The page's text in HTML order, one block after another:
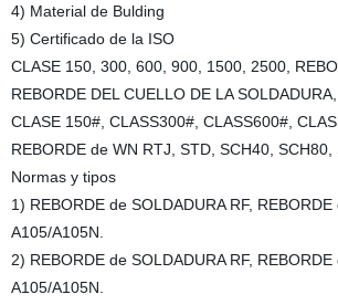
4) Material de Bulding
5) Certificado de la ISO
CLASE 150, 300, 600, 900, 1500, 2500,
REBORDE DEL CUELLO DE LA
CLASE 150#, CLASS300#, CLASS600#,
REBORDE de WN RTJ, STD, SCH40,
Normas y tipos
1) REBORDE de SOLDADURA RF,
A105/A105N.
2) REBORDE de SOLDADURA RF,
A105/A105N.